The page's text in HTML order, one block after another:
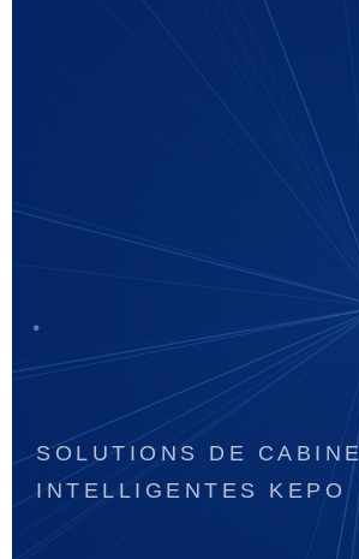
SOLUTIONS DE CABINE
INTELLIGENTES KEPO